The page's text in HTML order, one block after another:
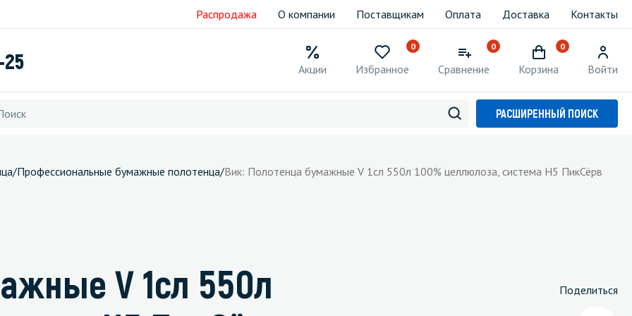
Распродажа О компании Поставщикам Оплата Доставка Контакты
Акции
0
Избранное
0
Сравнение
0
Корзина Войти
РАСШИРЕННЫЙ ПОИСК
/Профессиональные бумажные полотенца/Вик: Полотенца бумажные V 1сл 550л 100% целлюлоза, система Н5 ПикСёрв
Поделиться
V 1сл 550л